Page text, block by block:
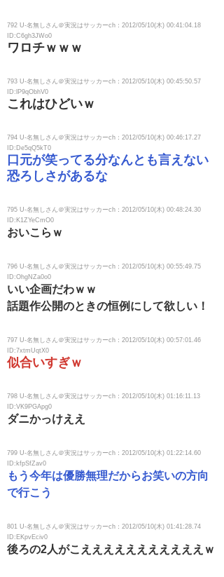
792 U-名無しさん＠実況はサッカーch：2012/05/10(木) 00:41:04.18
ID:C6gh3JWo0
ワロチｗｗｗ
793 U-名無しさん＠実況はサッカーch：2012/05/10(木) 00:45:50.57
ID:lP9qObhV0
これはひどいｗ
794 U-名無しさん＠実況はサッカーch：2012/05/10(木) 00:46:17.27
ID:De5qQ5kT0
口元が笑ってる分なんとも言えない
恐ろしさがあるな
795 U-名無しさん＠実況はサッカーch：2012/05/10(木) 00:48:24.30
ID:K1ZYeCmO0
おいこらｗ
796 U-名無しさん＠実況はサッカーch：2012/05/10(木) 00:55:49.75
ID:OhgNZa0o0
いい企画だわｗｗ
話題作公開のときの恒例にして欲しい！
797 U-名無しさん＠実況はサッカーch：2012/05/10(木) 00:57:01.46
ID:7xtmUqtX0
似合いすぎｗ
798 U-名無しさん＠実況はサッカーch：2012/05/10(木) 01:16:11.13
ID:VK9PGApg0
ダニかっけええ
799 U-名無しさん＠実況はサッカーch：2012/05/10(木) 01:22:14.60
ID:kfpSfZav0
もう今年は優勝無理だからお笑いの方向
で行こう
801 U-名無しさん＠実況はサッカーch：2012/05/10(木) 01:41:28.74
ID:EKpvEciv0
後ろの2人がこえええええええええええｗ